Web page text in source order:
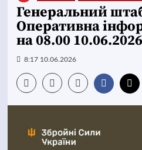
Генеральний
Оперативна
на 08.00 10.06.2026
8:17 10.06.2026